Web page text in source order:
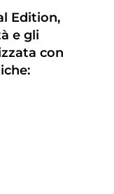
Edition,
e gli
con